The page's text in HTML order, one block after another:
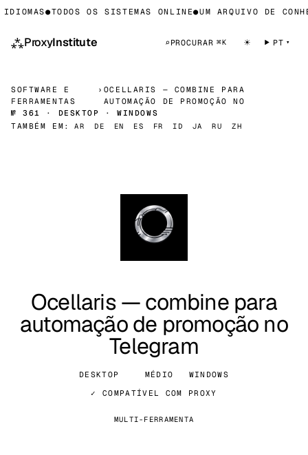
●TODOS OS SISTEMAS ONLINE ●UM ARQUIVO DE
⁂ProxyInstitute ⌕ PROCURAR ⌘K ☀ PT
SOFTWARE E
FERRAMENTAS
› OCELLARIS — COMBINE PARA
AUTOMAÇÃO DE PROMOÇÃO NO
№ 361 · DESKTOP · WINDOWS
TAMBÉM EM:
AR DE EN ES FR ID JA RU ZH
Ocellaris — combine para
automação de promoção no
Telegram
DESKTOP MÉDIO
WINDOWS
✓ COMPATÍVEL COM PROXY
MULTI-FERRAMENTA